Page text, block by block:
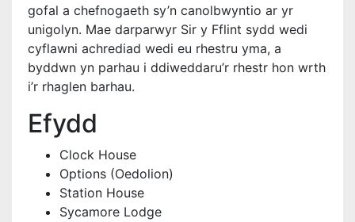
gofal a chefnogaeth sy’n canolbwyntio ar yr
unigolyn. Mae darparwyr Sir y Fflint sydd wedi
cyflawni achrediad wedi eu rhestru yma, a
byddwn yn parhau i ddiweddaru’r rhestr hon wrth
i’r rhaglen barhau.
Efydd
Clock House
Options (Oedolion)
Station House
Sycamore Lodge